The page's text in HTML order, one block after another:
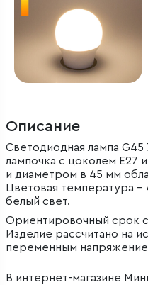
Описание
Светодиодная лампа G45
лампочка с цоколем E27 и размерами 82 мм по высоте
и диаметром в 45 мм
Цветовая температура –
белый свет.
Ориентировочный срок
Изделие рассчитано на
переменным
В интернет-магазине